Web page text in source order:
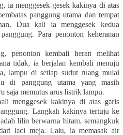
ia menggesek-gesek kakinya di atas
panggung utama dan tempat
Dua kali ia menggesek kedua
Para penonton keheranan
penonton kembali heran melihat
tidak, ia berjalan kembali menuju
lampu di setiap sudut ruang mulai
di panggung utama yang masih
saja memutus arus listrik lampu.
menggesek kakinya di atas garis
Langkah kakinya tertuju ke
lilin berwarna hitam, semangkuk
laci meja. Lalu, ia memasak air